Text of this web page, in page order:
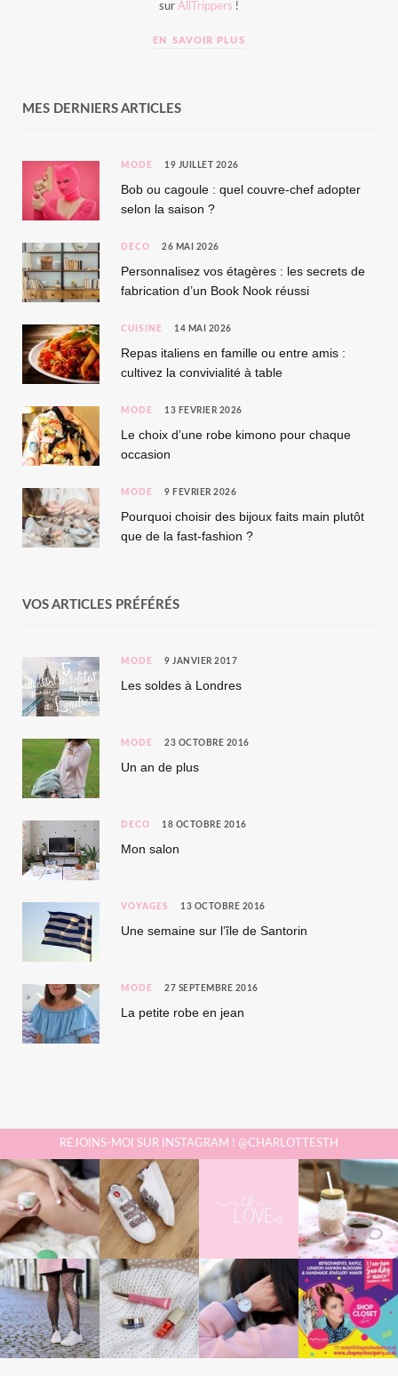
sur AllTrippers !
EN SAVOIR PLUS
MES DERNIERS ARTICLES
MODE 19 JUILLET 2026
Bob ou cagoule : quel couvre-chef adopter
selon la saison ?
DÉCO 26 MAI 2026
Personnalisez vos étagères : les secrets de
fabrication d’un Book Nook réussi
CUISINE 14 MAI 2026
Repas italiens en famille ou entre amis :
cultivez la convivialité à table
MODE 13 FÉVRIER 2026
Le choix d’une robe kimono pour chaque
occasion
MODE 9 FÉVRIER 2026
Pourquoi choisir des bijoux faits main plutôt
que de la fast-fashion ?
VOS ARTICLES PRÉFÉRÉS
MODE 9 JANVIER 2017
Les soldes à Londres
MODE 23 OCTOBRE 2016
Un an de plus
DÉCO 18 OCTOBRE 2016
Mon salon
VOYAGES 13 OCTOBRE 2016
Une semaine sur l’île de Santorin
MODE 27 SEPTEMBRE 2016
La petite robe en jean
REJOINS-MOI SUR INSTAGRAM ! @CHARLOTTESTH